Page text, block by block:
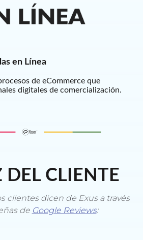
en Línea
de eCommerce que
digitales de comercialización.
DEL CLIENTE
clientes dicen de Exus a través
de Google Reviews: